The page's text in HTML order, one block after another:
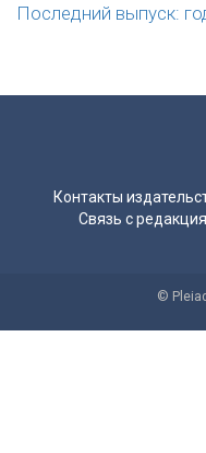
Последний выпуск:
Контакты
Связь с
©